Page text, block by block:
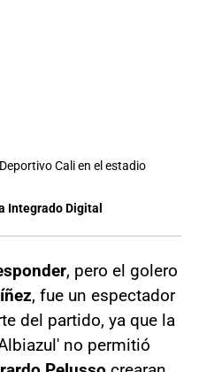
Cali en el estadio
Integrado Digital
, pero el golero
, fue un espectador
del partido, ya que la
no permitió